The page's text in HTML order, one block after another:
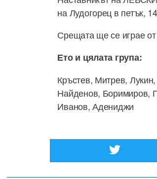
на Лудогорец в петък,
Срещата ще се играе
Ето и цялата група:
Кръстев, Митрев,
Найденов, Боримиров,
Иванов, Адениджи